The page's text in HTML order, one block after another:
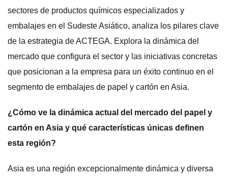
sectores de productos químicos especializados y
embalajes en el Sudeste Asiático, analiza los pilares clave
de la estrategia de ACTEGA. Explora la dinámica del
mercado que configura el sector y las iniciativas concretas
que posicionan a la empresa para un éxito continuo en el
segmento de embalajes de papel y cartón en Asia.
¿Cómo ve la dinámica actual del mercado del papel y
cartón en Asia y qué características únicas definen
esta región?
Asia es una región excepcionalmente dinámica y diversa